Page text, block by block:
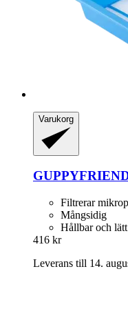
Varukorg
Filtrerar
Mångsidig
Hållbar och
416 kr
Leverans till 14.